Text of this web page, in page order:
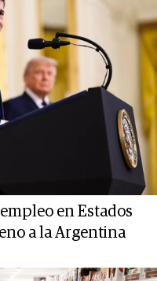
en Estados
a la Argentina